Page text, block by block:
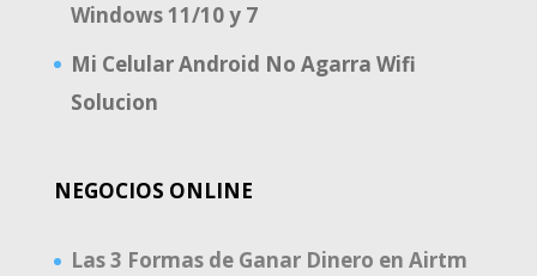
Windows 11/10 y 7
Mi Celular Android No Agarra Wifi
Solucion
NEGOCIOS ONLINE
Las 3 Formas de Ganar Dinero en Airtm